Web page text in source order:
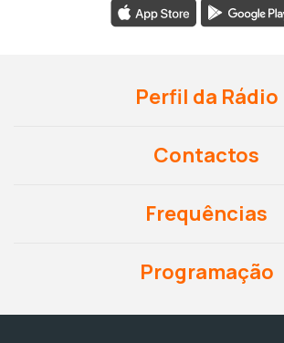
Perfil da Rádio
Contactos
Frequências
Programação